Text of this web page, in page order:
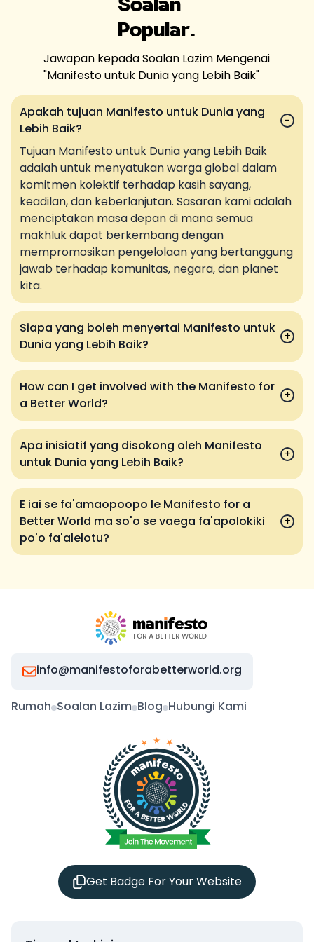
Soalan
Popular.
Jawapan kepada Soalan Lazim Mengenai
"Manifesto untuk Dunia yang Lebih Baik"
Apakah tujuan Manifesto untuk Dunia yang
Lebih Baik?
−
Tujuan Manifesto untuk Dunia yang Lebih Baik
adalah untuk menyatukan warga global dalam
komitmen kolektif terhadap kasih sayang,
keadilan, dan keberlanjutan. Sasaran kami adalah
menciptakan masa depan di mana semua
makhluk dapat berkembang dengan
mempromosikan pengelolaan yang bertanggung
jawab terhadap komunitas, negara, dan planet
kita.
Siapa yang boleh menyertai Manifesto untuk
Dunia yang Lebih Baik?
+
How can I get involved with the Manifesto for
a Better World?
+
Apa inisiatif yang disokong oleh Manifesto
untuk Dunia yang Lebih Baik?
+
E iai se fa'amaopoopo le Manifesto for a
Better World ma so'o se vaega fa'apolokiki
po'o fa'alelotu?
+
info@manifestoforabetterworld.org
Rumah Soalan Lazim Blog Hubungi Kami
Get Badge For Your Website